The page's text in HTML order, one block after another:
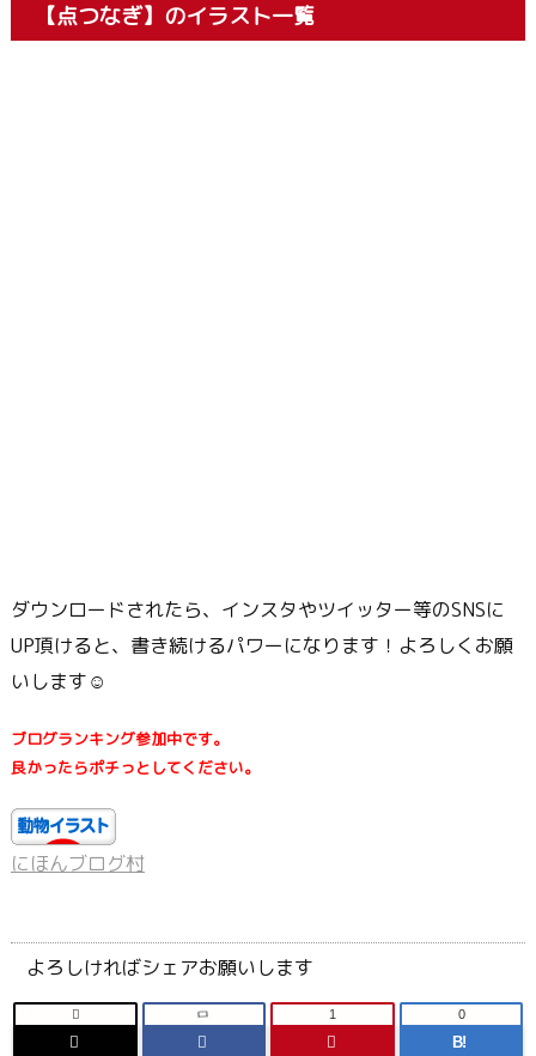
【点つなぎ】のイラスト一覧
ダウンロードされたら、インスタやツイッター等のSNSに
UP頂けると、書き続けるパワーになります！よろしくお願
いします☺
ブログランキング参加中です。
良かったらポチっとしてください。
にほんブログ村
よろしければシェアお願いします
 1
B!
0